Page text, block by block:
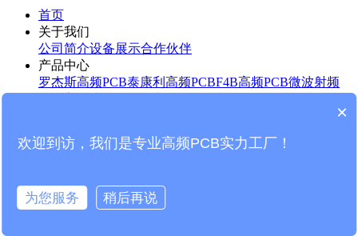
首页
关于我们
公司简介设备展示合作伙伴
产品中心
罗杰斯高频PCB泰康利高频PCBF4B高频PCB微波射频
板材知识
行业知识 企业新闻
公司实力
联系我们
×
欢迎到访，我们是专业高频PCB实力工厂！
为您服务 稍后再说